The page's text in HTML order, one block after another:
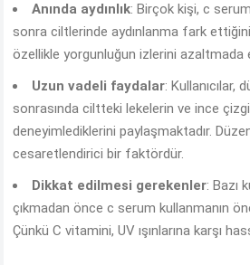
Anında aydınlık: Birçok kişi, c
sonra ciltlerinde aydınlanma fark
özellikle yorgunluğun izlerini azaltmada
Uzun vadeli faydalar: Kullanıcılar,
sonrasında ciltteki lekelerin ve ince
deneyimlediklerini paylaşmaktadır.
cesaretlendirici bir faktördür.
Dikkat edilmesi gerekenler: Bazı
çıkmadan önce c serum kullanmanın
Çünkü C vitamini, UV ışınlarına karşı